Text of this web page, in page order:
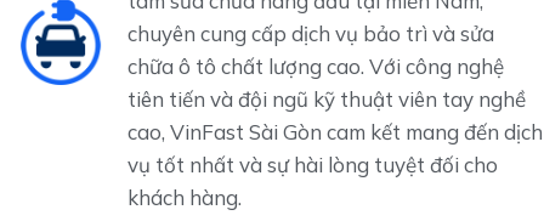
chuyên cung cấp dịch vụ bảo trì và sửa
chữa ô tô chất lượng cao. Với công nghệ
tiên tiến và đội ngũ kỹ thuật viên tay nghề
cao, VinFast Sài Gòn cam kết mang đến dịch
vụ tốt nhất và sự hài lòng tuyệt đối cho
khách hàng.